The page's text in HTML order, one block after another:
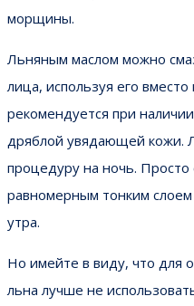
морщины.
Льняным маслом можно
лица, используя его
рекомендуется при
дряблой увядающей кожи.
процедуру на ночь.
равномерным тонким
утра.
Но имейте в виду, что для
льна лучше не